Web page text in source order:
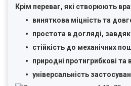
Крім переваг, які створюють
виняткова міцність та
простота в догляді,
стійкість до механічних
природні протигрибкові та
універсальність